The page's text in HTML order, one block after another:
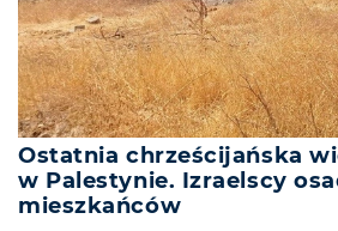
Ostatnia chrześcijańska
w Palestynie. Izraelscy
mieszkańców